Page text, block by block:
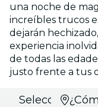
una noche de
increíbles trucos
dejarán
experiencia
de todas las
justo frente a tus
Selecciona